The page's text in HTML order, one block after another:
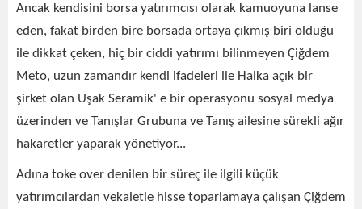
Ancak kendisini borsa yatırımcısı olarak kamuoyuna lanse
eden, fakat birden bire borsada ortaya çıkmış biri olduğu
ile dikkat çeken, hiç bir ciddi yatırımı bilinmeyen Çiğdem
Meto, uzun zamandır kendi ifadeleri ile Halka açık bir
şirket olan Uşak Seramik' e bir operasyonu sosyal medya
üzerinden ve Tanışlar Grubuna ve Tanış ailesine sürekli ağır
hakaretler yaparak yönetiyor...
Adına toke over denilen bir süreç ile ilgili küçük
yatırımcılardan vekaletle hisse toparlamaya çalışan Çiğdem